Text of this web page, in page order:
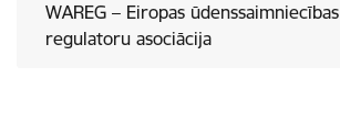
WAREG – Eiropas ūdenssaimniecības
regulatoru asociācija